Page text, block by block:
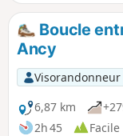
Boucle
Ancy
Visorandonneur
6,87 km
2h 45
Facile